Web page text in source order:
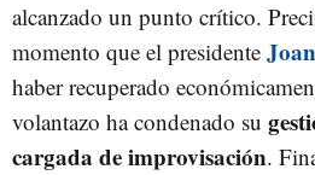
alcanzado un punto crítico.
momento que el presidente
haber recuperado
volantazo ha condenado su
cargada de improvisación.